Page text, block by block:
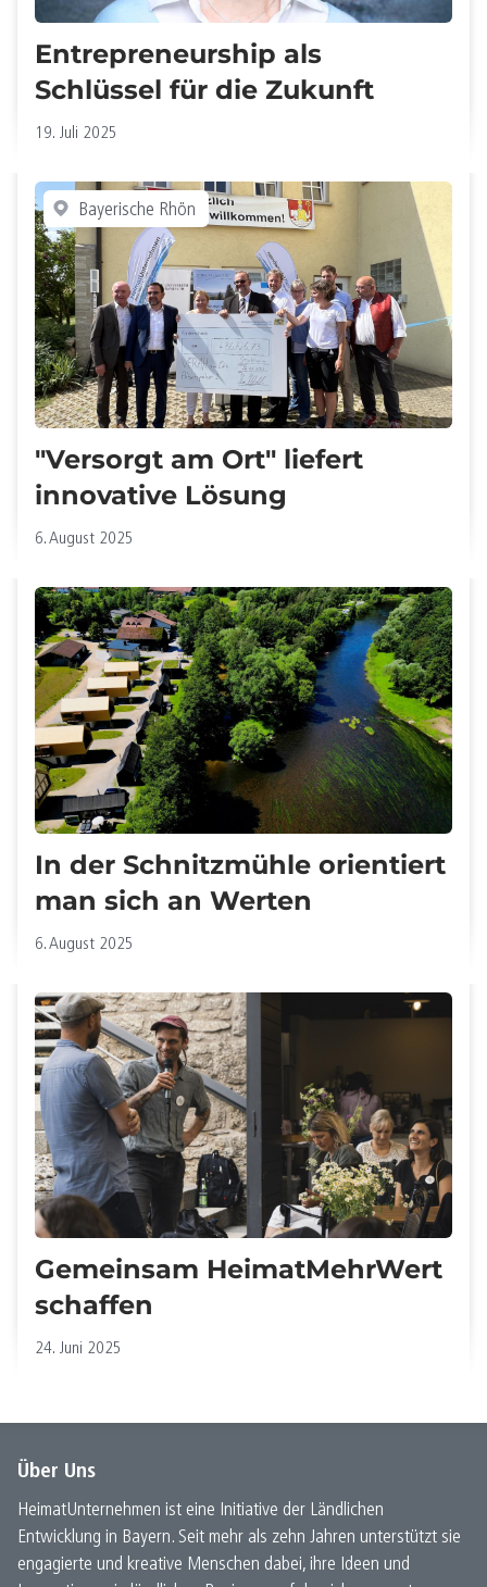
Entrepreneurship als
Schlüssel für die Zukunft
19. Juli 2025
Bayerische Rhön
"Versorgt am Ort" liefert
innovative Lösung
6. August 2025
In der Schnitzmühle orientiert
man sich an Werten
6. August 2025
Gemeinsam HeimatMehrWert
schaffen
24. Juni 2025
Über Uns
HeimatUnternehmen ist eine Initiative der Ländlichen
Entwicklung in Bayern. Seit mehr als zehn Jahren unterstützt sie
engagierte und kreative Menschen dabei, ihre Ideen und